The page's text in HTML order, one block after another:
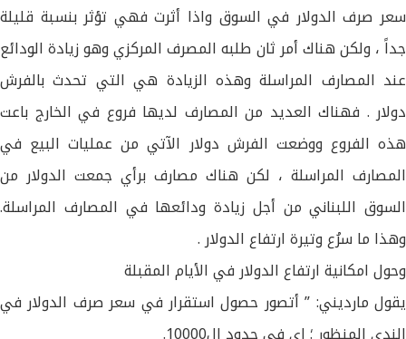
سعر صرف الدولار في السوق واذا أثرت فهي تؤثر بنسبة قليلة
جداً ، ولكن هناك أمر ثان طلبه المصرف المركزي وهو زيادة الودائع
عند المصارف المراسلة وهذه الزيادة هي التي تحدث بالفرش
دولار . فهناك العديد من المصارف لديها فروع في الخارج باعت
هذه الفروع ووضعت الفرش دولار الآتي من عمليات البيع في
المصارف المراسلة ، لكن هناك مصارف برأي جمعت الدولار من
السوق اللبناني من أجل زيادة ودائعها في المصارف المراسلة.
وهذا ما سرُع وتيرة ارتفاع الدولار .
وحول امكانية ارتفاع الدولار في الأيام المقبلة
يقول مارديني: ” أتصور حصول استقرار في سعر صرف الدولار في